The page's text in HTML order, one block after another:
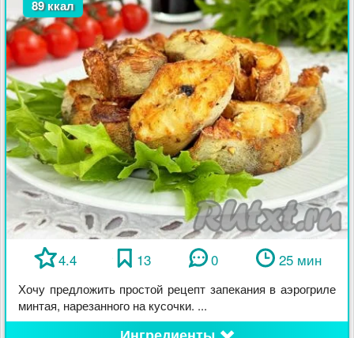
89 ккал
4.4 13 0 25 мин
Хочу предложить простой рецепт запекания в аэрогриле
минтая, нарезанного на кусочки. ...